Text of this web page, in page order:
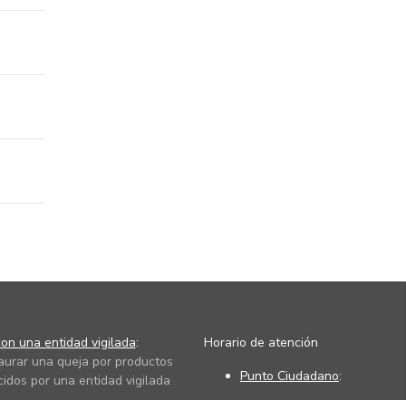
una entidad vigilada:
una queja por productos
por una entidad vigilada
Horario de atención
Punto Ciudadano: